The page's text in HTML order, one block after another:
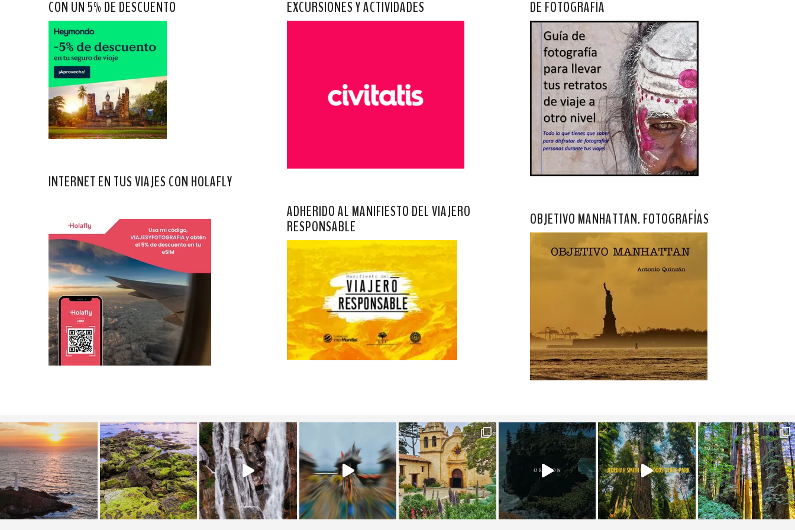
CON UN 5% DE DESCUENTO
INTERNET EN TUS VIAJES CON HOLAFLY
EXCURSIONES Y ACTIVIDADES
ADHERIDO AL MANIFIESTO DEL VIAJERO
RESPONSABLE
DE FOTOGRAFÍA
OBJETIVO MANHATTAN. FOTOGRAFÍAS